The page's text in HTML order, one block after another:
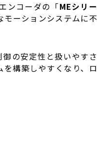
ンコーダの「MEシリー
ーションシステムに不
の安定性と扱いやすさ
構築しやすくなり、ロ